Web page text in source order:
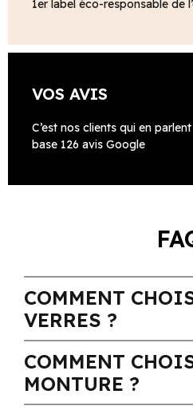
1er label éco-responsable de
VOS AVIS
C’est nos clients qui en
base 126 avis Google
COMMENT
VERRES ?
COMMENT
MONTURE ?